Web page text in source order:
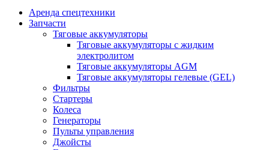
Аренда спецтехники
Запчасти
Тяговые аккумуляторы
Тяговые аккумуляторы с жидким
электролитом
Тяговые аккумуляторы AGM
Тяговые аккумуляторы гелевые (GEL)
Фильтры
Стартеры
Колеса
Генераторы
Пульты управления
Джойсты